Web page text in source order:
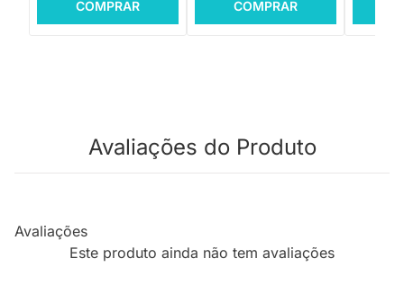
COMPRAR COMPRAR
Avaliações do Produto
Avaliações
Este produto ainda não tem avaliações